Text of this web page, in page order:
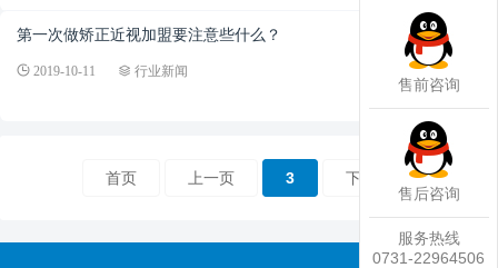
第一次做矫正近视加盟要注意些什么？
2019-10-11 行业新闻
首页 上一页 3 下一页
售前咨询
售后咨询
服务热线
0731-22964506